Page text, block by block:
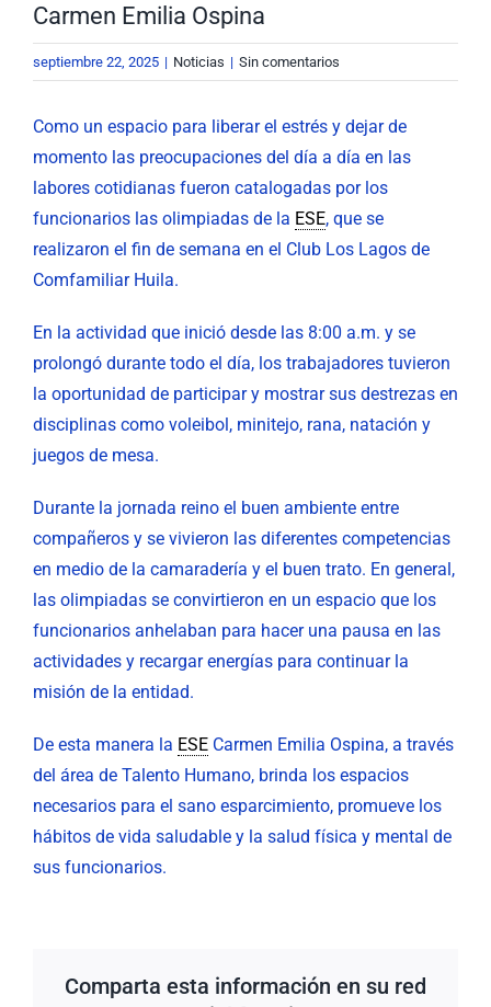
Carmen Emilia Ospina
septiembre 22, 2025 | Noticias | Sin comentarios
Como un espacio para liberar el estrés y dejar de
momento las preocupaciones del día a día en las
labores cotidianas fueron catalogadas por los
funcionarios las olimpiadas de la ESE, que se
realizaron el fin de semana en el Club Los Lagos de
Comfamiliar Huila.
En la actividad que inició desde las 8:00 a.m. y se
prolongó durante todo el día, los trabajadores tuvieron
la oportunidad de participar y mostrar sus destrezas en
disciplinas como voleibol, minitejo, rana, natación y
juegos de mesa.
Durante la jornada reino el buen ambiente entre
compañeros y se vivieron las diferentes competencias
en medio de la camaradería y el buen trato. En general,
las olimpiadas se convirtieron en un espacio que los
funcionarios anhelaban para hacer una pausa en las
actividades y recargar energías para continuar la
misión de la entidad.
De esta manera la ESE Carmen Emilia Ospina, a través
del área de Talento Humano, brinda los espacios
necesarios para el sano esparcimiento, promueve los
hábitos de vida saludable y la salud física y mental de
sus funcionarios.
Comparta esta información en su red